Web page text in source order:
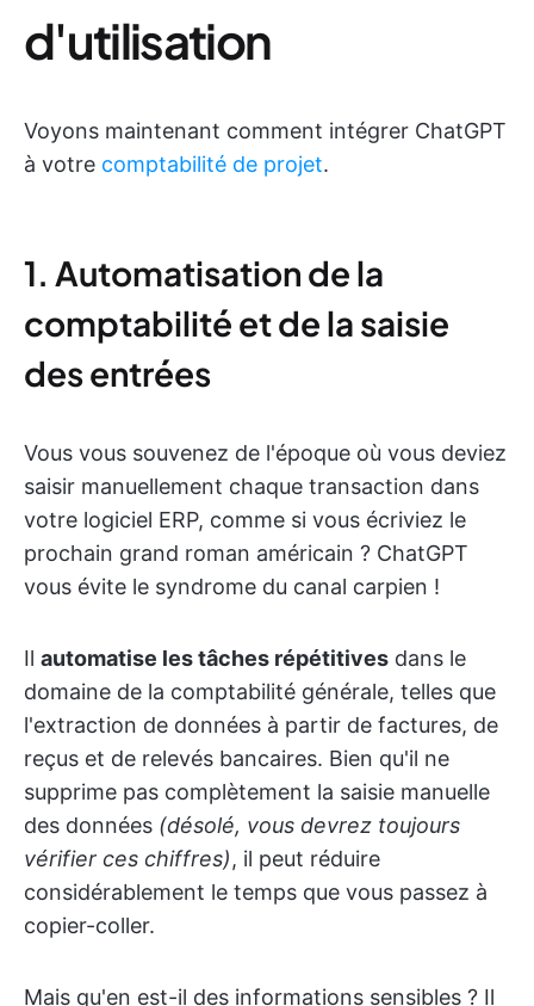
d'utilisation
Voyons maintenant comment intégrer ChatGPT
à votre comptabilité de projet.
1. Automatisation de la
comptabilité et de la saisie
des entrées
Vous vous souvenez de l'époque où vous deviez
saisir manuellement chaque transaction dans
votre logiciel ERP, comme si vous écriviez le
prochain grand roman américain ? ChatGPT
vous évite le syndrome du canal carpien !
Il automatise les tâches répétitives dans le
domaine de la comptabilité générale, telles que
l'extraction de données à partir de factures, de
reçus et de relevés bancaires. Bien qu'il ne
supprime pas complètement la saisie manuelle
des données (désolé, vous devrez toujours
vérifier ces chiffres), il peut réduire
considérablement le temps que vous passez à
copier-coller.
Mais qu'en est-il des informations sensibles ? Il